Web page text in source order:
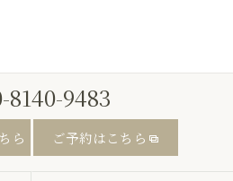
8140-9483
ら ご予約はこちら